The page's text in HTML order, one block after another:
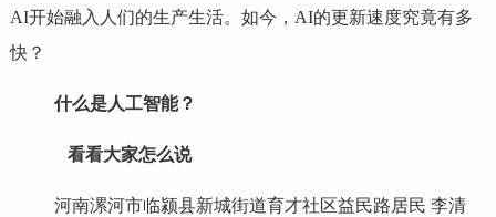
AI开始融入人们的生产生活。如今，AI的更新速度究竟有多
快？
什么是人工智能？
看看大家怎么说
河南漯河市临颍县新城街道育才社区益民路居民 李清